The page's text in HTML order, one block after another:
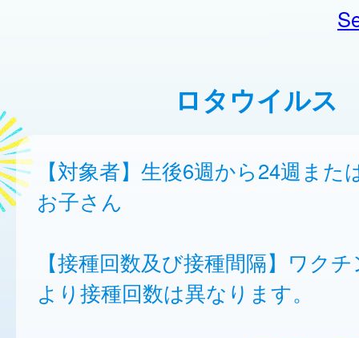
ロタウイルス
【対象者】生後6週から24週また
お子さん
【接種回数及び接種間隔】ワク
より接種回数は異なります。